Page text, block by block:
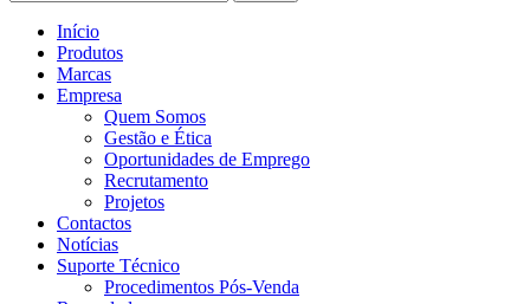
Início
Produtos
Marcas
Empresa
Quem Somos
Gestão e Ética
Oportunidades de Emprego
Recrutamento
Projetos
Contactos
Notícias
Suporte Técnico
Procedimentos Pós-Venda